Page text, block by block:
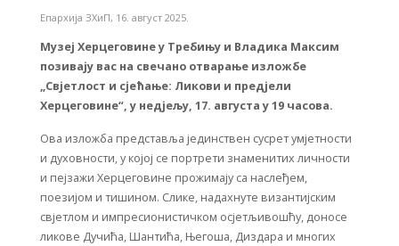
Епархија ЗХиП, 16. август 2025.
Музеј Херцеговине у Требињу и Владика Максим
позивају вас на свечано отварање изложбе
„Свјетлост и сјећање: Ликови и предјели
Херцеговине“, у недјељу, 17. августа у 19 часова.
Ова изложба представља јединствен сусрет умјетности
и духовности, у којој се портрети знаменитих личности
и пејзажи Херцеговине прожимају са наслеђем,
поезијом и тишином. Слике, надахнуте византијским
свјетлом и импресионистичком осјетљивошћу, доносе
ликове Дучића, Шантића, Његоша, Диздара и многих